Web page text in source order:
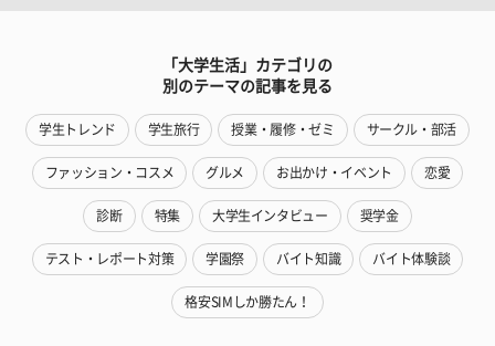
「大学生活」カテゴリの
別のテーマの記事を見る
学生トレンド 学生旅行 授業・履修・ゼミ サークル・部活
ファッション・コスメ グルメ お出かけ・イベント 恋愛
診断 特集 大学生インタビュー 奨学金
テスト・レポート対策 学園祭 バイト知識 バイト体験談
格安SIMしか勝たん！